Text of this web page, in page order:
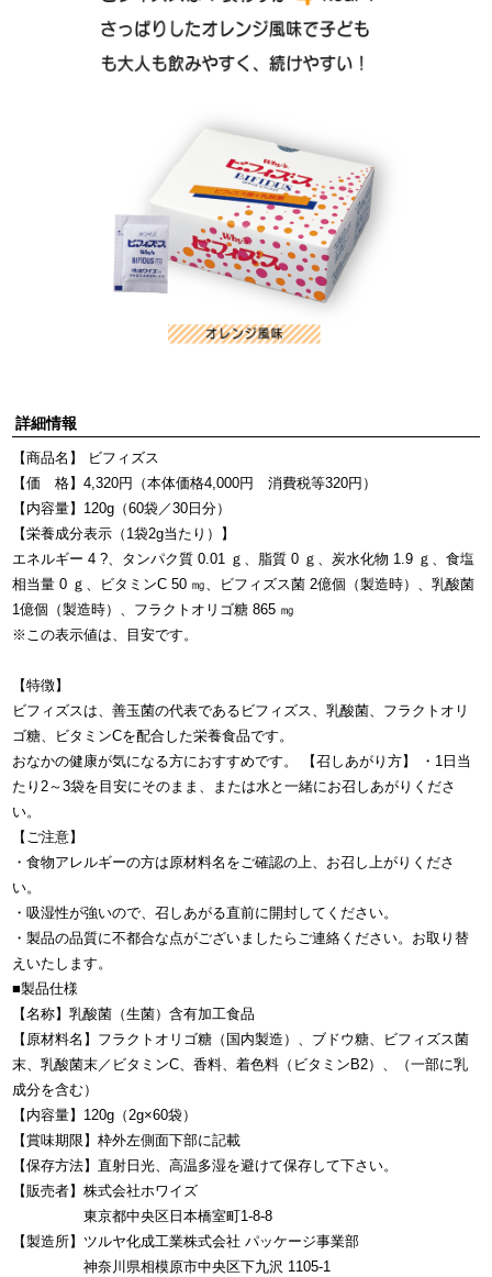
詳細情報
【商品名】 ビフィズス
【価 格】4,320円（本体価格4,000円 消費税等320円）
【内容量】120g（60袋／30日分）
【栄養成分表示（1袋2g当たり）】
エネルギー 4 ?、タンパク質 0.01 ｇ、脂質 0 ｇ、炭水化物 1.9 ｇ、食塩
相当量 0 ｇ、ビタミンC 50 ㎎、ビフィズス菌 2億個（製造時）、乳酸菌
1億個（製造時）、フラクトオリゴ糖 865 ㎎
※この表示値は、目安です。
【特徴】
ビフィズスは、善玉菌の代表であるビフィズス、乳酸菌、フラクトオリ
ゴ糖、ビタミンCを配合した栄養食品です。
おなかの健康が気になる方におすすめです。 【召しあがり方】 ・1日当
たり2～3袋を目安にそのまま、または水と一緒にお召しあがりくださ
い。
【ご注意】
・食物アレルギーの方は原材料名をご確認の上、お召し上がりくださ
い。
・吸湿性が強いので、召しあがる直前に開封してください。
・製品の品質に不都合な点がございましたらご連絡ください。お取り替
えいたします。
■製品仕様
【名称】乳酸菌（生菌）含有加工食品
【原材料名】フラクトオリゴ糖（国内製造）、ブドウ糖、ビフィズス菌
末、乳酸菌末／ビタミンC、香料、着色料（ビタミンB2）、（一部に乳
成分を含む）
【内容量】120g（2g×60袋）
【賞味期限】枠外左側面下部に記載
【保存方法】直射日光、高温多湿を避けて保存して下さい。
【販売者】株式会社ホワイズ
東京都中央区日本橋室町1-8-8
【製造所】ツルヤ化成工業株式会社 パッケージ事業部
神奈川県相模原市中央区下九沢 1105-1